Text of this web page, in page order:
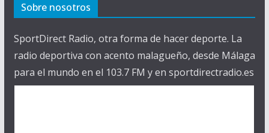
Sobre nosotros
SportDirect Radio, otra forma de hacer deporte. La
radio deportiva con acento malagueño, desde Málaga
para el mundo en el 103.7 FM y en sportdirectradio.es